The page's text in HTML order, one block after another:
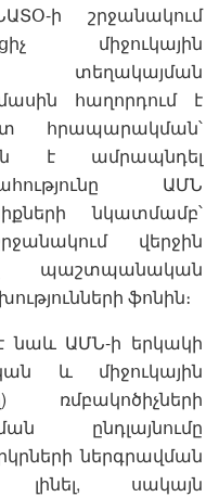
ի շրջանակում
միջուկային
տեղակայման
հաղորդում է
հրապարակման՝
է ամրապնդել
ԱՄՆ
նկատմամբ՝
վերջին
պաշտպանական
ֆոնին։
նաև ԱՄՆ-ի երկակի
և միջուկային
ռմբակոծիչների
ընդլայնումը
ներգրավման
սակայն